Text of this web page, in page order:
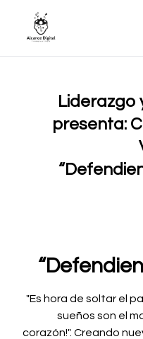
Liderazgo
presenta:
"Es hora de soltar el
sueños son el
corazón!". Creando